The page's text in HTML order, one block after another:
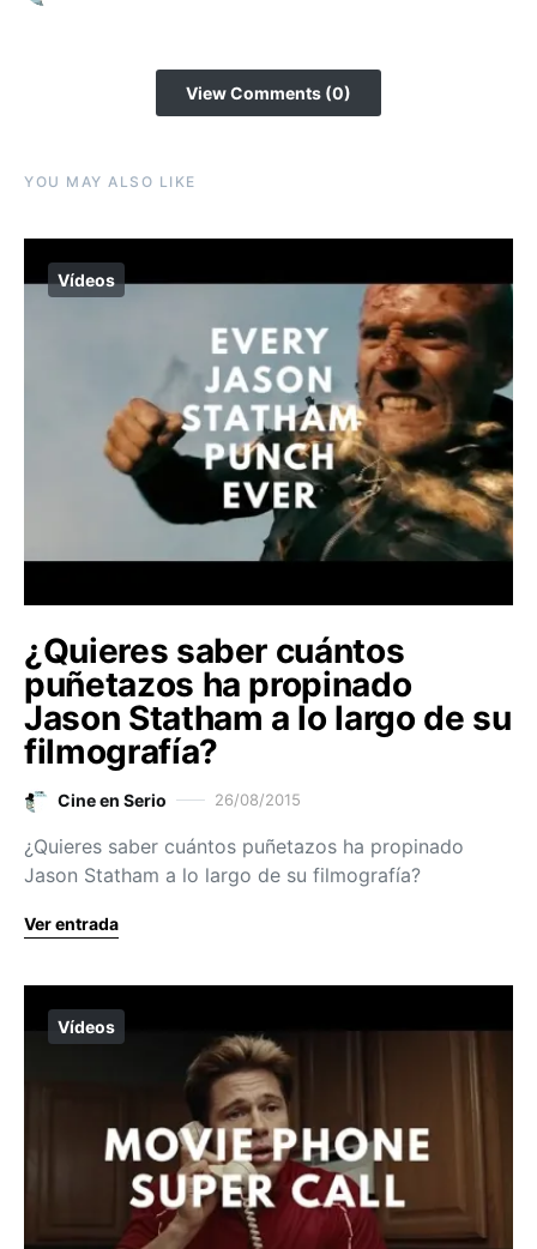
View Comments (0)
YOU MAY ALSO LIKE
Vídeos
¿Quieres saber cuántos
puñetazos ha propinado
Jason Statham a lo largo de su
filmografía?
Cine en Serio 26/08/2015
¿Quieres saber cuántos puñetazos ha propinado
Jason Statham a lo largo de su filmografía?
Ver entrada
Vídeos